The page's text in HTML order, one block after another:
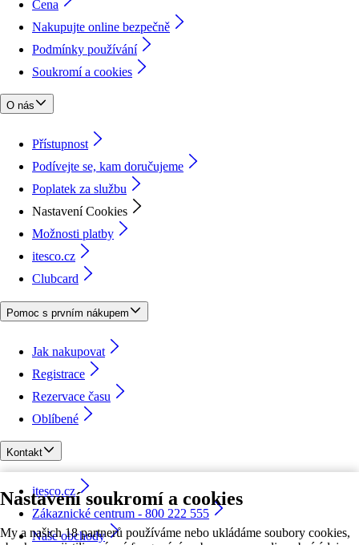
Nastavení soukromí a cookies
My a našich 18 partnerů používáme nebo ukládáme soubory cookies,
Cena
Nakupujte online bezpečně
Podmínky používání
Soukromí a cookies
O nás
Přístupnost
Podívejte se, kam doručujeme
Poplatek za službu
Nastavení Cookies
Možnosti platby
itesco.cz
Clubcard
Pomoc s prvním nákupem
Jak nakupovat
Registrace
Rezervace času
Oblíbené
Kontakt
itesco.cz
Zákaznické centrum - 800 222 555
Naše obchody